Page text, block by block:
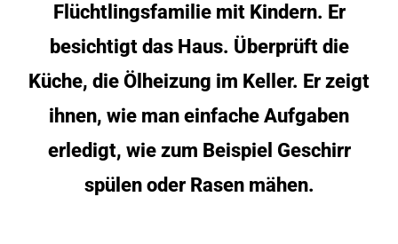
Flüchtlingsfamilie mit Kindern. Er
besichtigt das Haus. Überprüft die
Küche, die Ölheizung im Keller. Er zeigt
ihnen, wie man einfache Aufgaben
erledigt, wie zum Beispiel Geschirr
spülen oder Rasen mähen.